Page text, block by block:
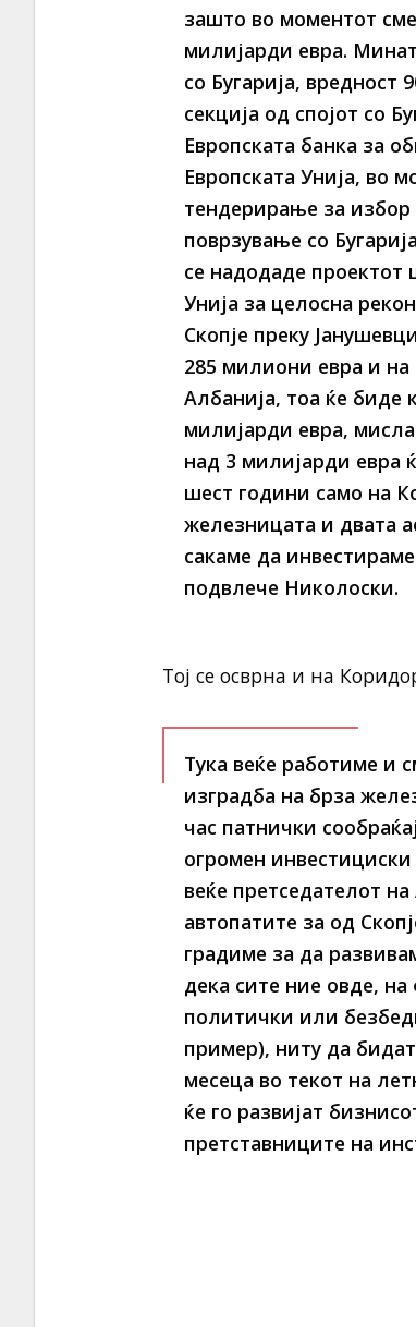
зашто во моментот
милијарди евра.
со Бугарија,
секција од спојот со
Европската банка за
Европската Унија, во
тендерирање за избор
поврзување со
се надодаде проектот
Унија за целосна
Скопје преку
285 милиони евра и на
Албанија, тоа ќе биде
милијарди евра,
над 3 милијарди евра
шест години само на
железницата и двата
сакаме да
подвлече Николоски.
Тој се осврна и на
Тука веќе работиме и
изградба на брза
час патнички
огромен
веќе претседателот
автопатите за од
градиме за да
дека сите ние овде,
политички или
пример), ниту да
месеца во текот на
ќе го развијат
претставниците на